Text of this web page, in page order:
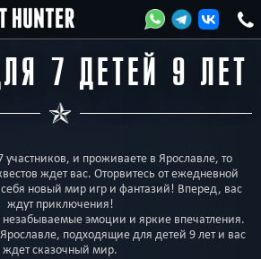
7 ДЕТЕЙ 9 ЛЕТ
и проживаете в Ярославле, то
ждет вас. Оторвитесь от ежедневной
новый мир игр и фантазий! Вперед, вас
ждут приключения!
эмоции и яркие впечатления.
подходящие для детей 9 лет и вас
ждет сказочный мир.